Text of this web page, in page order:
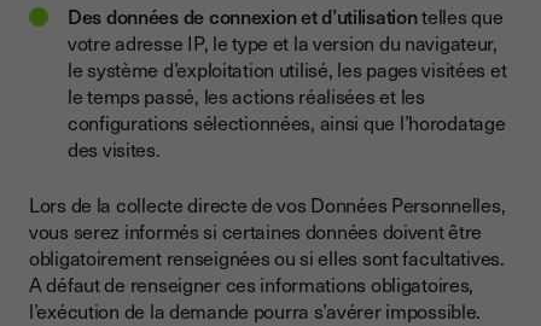
Des données de connexion et d’utilisationtelles que
votre adresse IP, le type et la version du navigateur,
le système d’exploitation utilisé, les pages visitées et
le temps passé, les actions réalisées et les
configurations sélectionnées, ainsi que l’horodatage
des visites.
Lors de la collecte directe de vos Données Personnelles,
vous serez informés si certaines données doivent être
obligatoirement renseignées ou si elles sont facultatives.
A défaut de renseigner ces informations obligatoires,
l’exécution de la demande pourra s’avérer impossible.